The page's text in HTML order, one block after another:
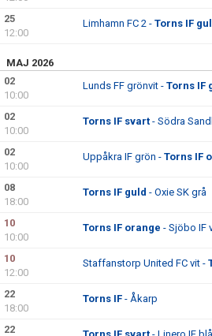
25
12:00
Limhamn FC 2 - Torns IF
MAJ 2026
02
10:00
Lunds FF grönvit - Torns IF
02
10:00
Torns IF svart - Södra
02
10:00
Uppåkra IF grön - Torns IF
08
18:00
Torns IF guld - Oxie SK grå
10
10:00
Torns IF orange - Sjöbo IF
10
12:00
Staffanstorp United FC vit -
22
18:00
Torns IF - Åkarp
22